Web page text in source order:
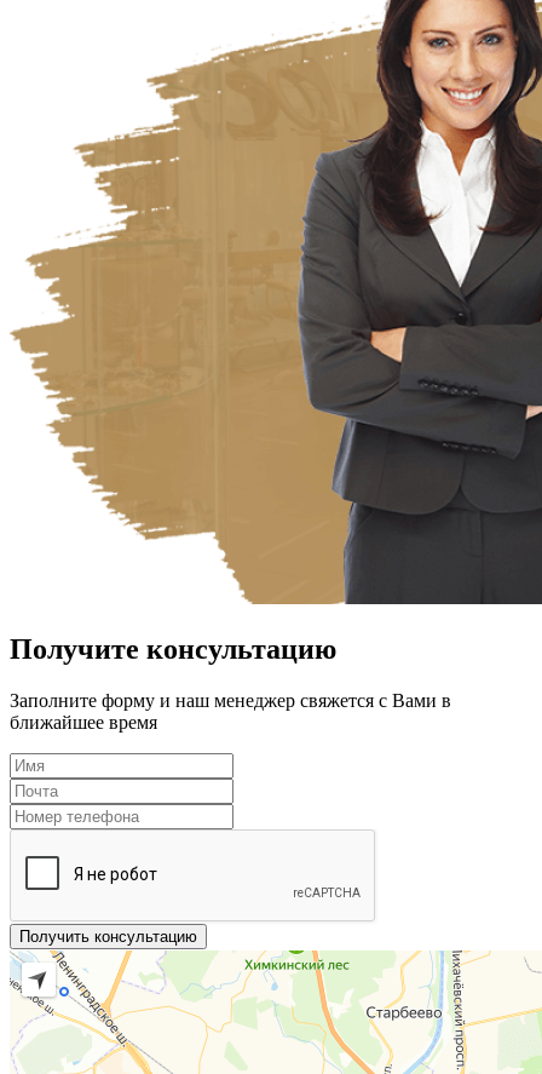
Получите консультацию
Заполните форму и наш менеджер свяжется с Вами в
ближайшее время
Получить консультацию